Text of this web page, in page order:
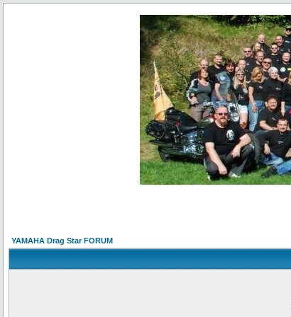
YAMAHA Drag Star FORUM